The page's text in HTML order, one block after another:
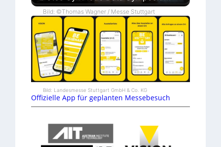
Bild: ©Thomas Wagner / Messe Stuttgart
Bild: Landesmesse Stuttgart GmbH & Co. KG
Offizielle App für geplanten Messebesuch